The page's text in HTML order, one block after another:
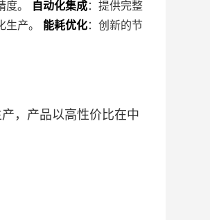
度。 自动化集成：提供完整
生产。 能耗优化：创新的节
，产品以高性价比在中